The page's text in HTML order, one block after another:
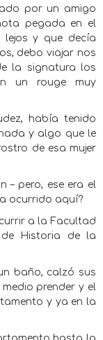
por un amigo
pegada en el
lejos y que decía
debo viajar nos
la signatura los
un rouge muy
había tenido
y algo que le
de esa mujer
– pero, ese era el
ocurrido aquí?
a la Facultad
Historia de la
baño, calzó sus
prender y el
y ya en la